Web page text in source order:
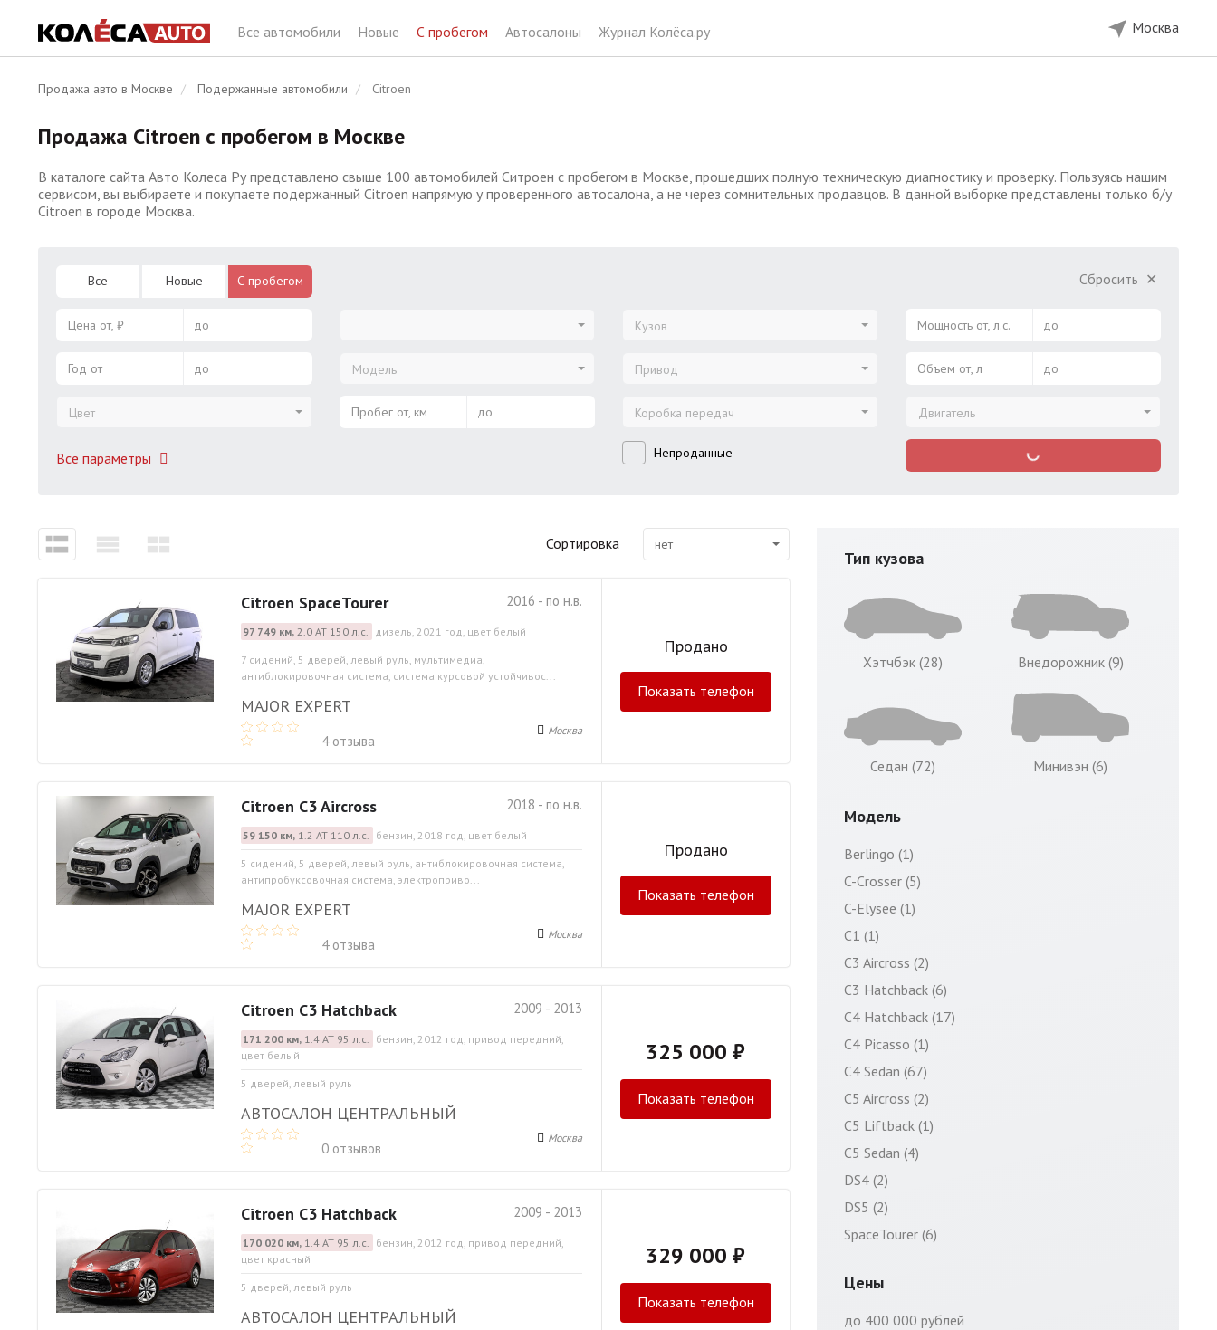
Все автомобили Новые С пробегом Автосалоны Журнал Колёса.ру Москва
Продажа авто в Москве Подержанные автомобили Citroen
Продажа Citroen с пробегом в Москве
В каталоге сайта Авто Колеса Ру представлено свыше 100 автомобилей Ситроен с пробегом в Москве, прошедших полную техническую диагностику и проверку. Пользуясь нашим
сервисом, вы выбираете и покупаете подержанный Citroen напрямую у проверенного автосалона, а не через сомнительных продавцов. В данной выборке представлены только б/у
Citroen в городе Москва.
Все Новые С пробегом
Цена от, ₽ до
Год от до
Цвет
Все параметры
Модель
Пробег от, км до
Кузов
Привод
Коробка передач
Непроданные
Сбросить ✕
Мощность от, л.с. до
Объем от, л до
Двигатель
Сортировка нет
2016 - по н.в.
Citroen SpaceTourer
97 749 км,2.0 АТ 150 л.с. дизель, 2021 год, цвет белый
7 сидений, 5 дверей, левый руль, мультимедиа,
антиблокировочная система, система курсовой устойчивос...
MAJOR EXPERT
4 отзыва
Москва
Продано
Показать телефон
2018 - по н.в.
Citroen C3 Aircross
59 150 км,1.2 АТ 110 л.с. бензин, 2018 год, цвет белый
5 сидений, 5 дверей, левый руль, антиблокировочная система,
антипробуксовочная система, электроприво...
MAJOR EXPERT
4 отзыва
Москва
Продано
Показать телефон
2009 - 2013
Citroen C3 Hatchback
171 200 км,1.4 АТ 95 л.с. бензин, 2012 год, привод передний,
цвет белый
5 дверей, левый руль
АВТОСАЛОН ЦЕНТРАЛЬНЫЙ
0 отзывов
Москва
325 000 ₽
Показать телефон
2009 - 2013
Citroen C3 Hatchback
170 020 км,1.4 АТ 95 л.с. бензин, 2012 год, привод передний,
цвет красный
5 дверей, левый руль
АВТОСАЛОН ЦЕНТРАЛЬНЫЙ
329 000 ₽
Показать телефон
Тип кузова
Хэтчбэк (28) Внедорожник (9)
Седан (72) Минивэн (6)
Модель
Berlingo (1)
C-Crosser (5)
C-Elysee (1)
C1 (1)
C3 Aircross (2)
C3 Hatchback (6)
C4 Hatchback (17)
C4 Picasso (1)
C4 Sedan (67)
C5 Aircross (2)
C5 Liftback (1)
C5 Sedan (4)
DS4 (2)
DS5 (2)
SpaceTourer (6)
Цены
до 400 000 рублей